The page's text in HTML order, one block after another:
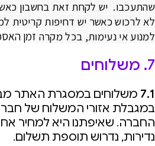
שהתעכבו. יש לקחת זאת בחשבון
לא לרכוש כאשר יש דחיפות קריטית
למנוע אי נעימות, בכל מקרה זמן האספקה
7. משלוחים
7.1 משלוחים במסגרת האתר
במגבלת אזורי המשלוח של
החברה. שאיפתנו היא למחיר
נדירות, נדרוש תוספת תשלום.